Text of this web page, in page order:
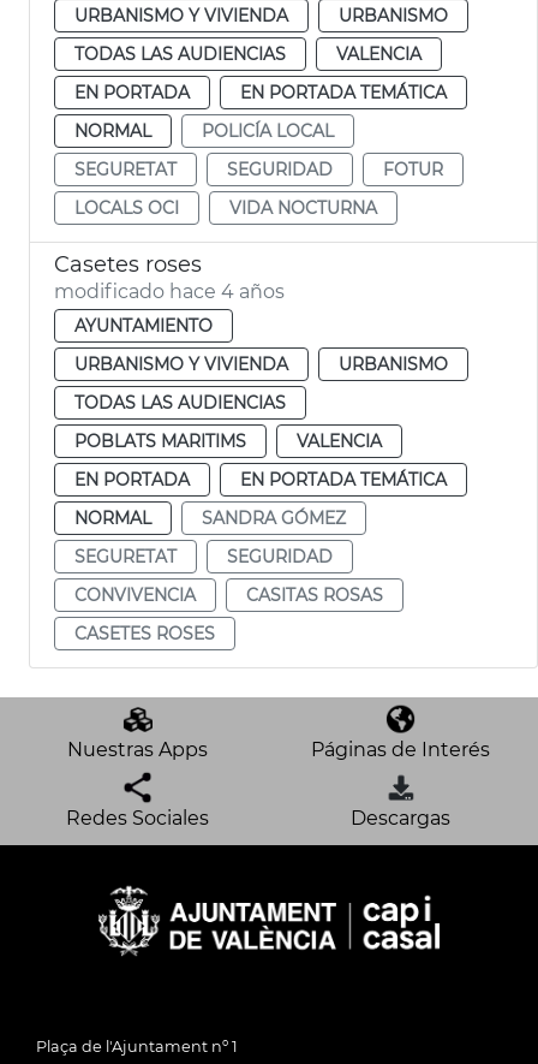
URBANISMO Y VIVIENDA
URBANISMO
TODAS LAS AUDIENCIAS
VALENCIA
EN PORTADA
EN PORTADA TEMÁTICA
NORMAL
POLICÍA LOCAL
SEGURETAT
SEGURIDAD
FOTUR
LOCALS OCI
VIDA NOCTURNA
Casetes roses
modificado hace 4 años
AYUNTAMIENTO
URBANISMO Y VIVIENDA
URBANISMO
TODAS LAS AUDIENCIAS
POBLATS MARITIMS
VALENCIA
EN PORTADA
EN PORTADA TEMÁTICA
NORMAL
SANDRA GÓMEZ
SEGURETAT
SEGURIDAD
CONVIVENCIA
CASITAS ROSAS
CASETES ROSES
Nuestras Apps Páginas de Interés
Redes Sociales Descargas
Plaça de l'Ajuntament nº 1